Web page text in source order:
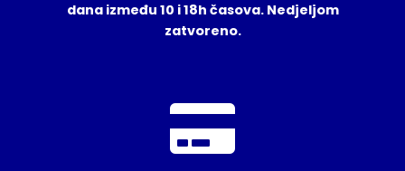
dana između 10 i 18h časova. Nedjeljom
zatvoreno.